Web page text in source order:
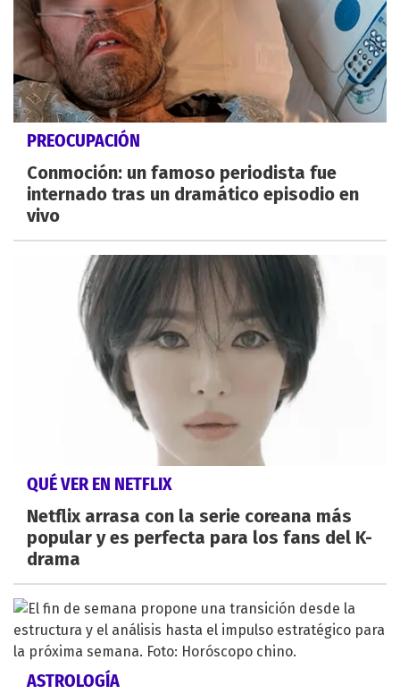
PREOCUPACIÓN
Conmoción: un famoso periodista fue
internado tras un dramático episodio en
vivo
QUÉ VER EN NETFLIX
Netflix arrasa con la serie coreana más
popular y es perfecta para los fans del K-
drama
ASTROLOGÍA